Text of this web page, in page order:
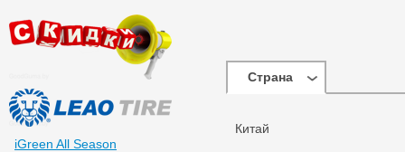
iGreen All Season
Страна
Китай